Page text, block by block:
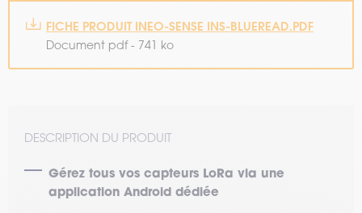
FICHE PRODUIT INEO-SENSE INS-BLUEREAD.PDF
Document pdf - 741 ko
DESCRIPTION DU PRODUIT
Gérez tous vos capteurs LoRa via une
application Android dédiée